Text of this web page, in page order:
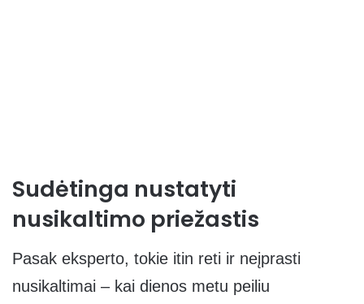
Sudėtinga nustatyti
nusikaltimo priežastis
Pasak eksperto, tokie itin reti ir neįprasti
nusikaltimai – kai dienos metu peiliu